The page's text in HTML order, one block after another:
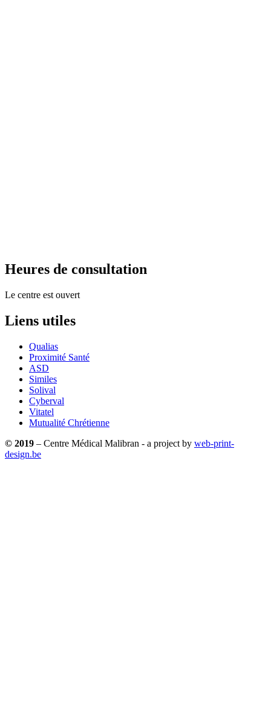
Heures de consultation
Le centre est ouvert
Liens utiles
Qualias
Proximité Santé
ASD
Similes
Solival
Cyberval
Vitatel
Mutualité Chrétienne
© 2019 – Centre Médical Malibran - a project by web-print-
design.be